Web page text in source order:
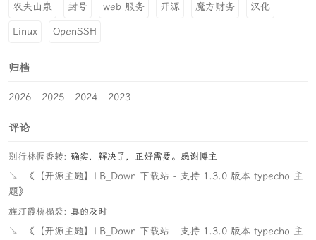
农夫山泉 封号 web 服务 开源 魔方财务 汉化
Linux OpenSSH
归档
2026 2025 2024 2023
评论
别行林惆香转: 确实，解决了，正好需要。感谢博主
↘
《【开源主题】LB_Down 下载站 - 支持 1.3.0 版本 typecho 主
题》
旌汀霞桥榻裘: 真的及时
↘
《【开源主题】LB_Down 下载站 - 支持 1.3.0 版本 typecho 主